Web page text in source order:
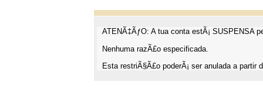
ATENÃ‡ÃƒO: A tua conta estÃ¡ SUSPENSA
Nenhuma razÃ£o especificada.
Esta restriÃ§Ã£o poderÃ¡ ser anulada a partir